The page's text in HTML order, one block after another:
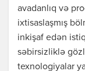
avadanlıq və
ixtisaslaşmış
inkişaf edən
səbirsizliklə
texnologiyalar